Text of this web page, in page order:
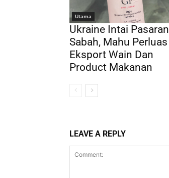
Utama
Ukraine Intai Pasaran
Sabah, Mahu Perluas
Eksport Wain Dan
Product Makanan
LEAVE A REPLY